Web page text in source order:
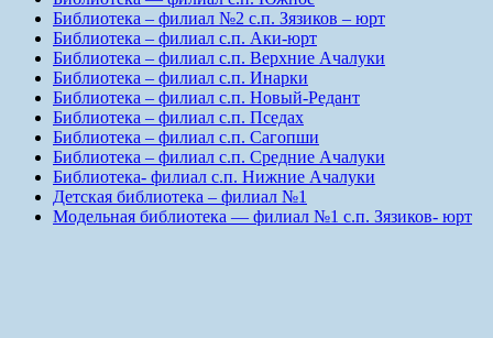
Библиотека – филиал №2 с.п. Зязиков – юрт
Библиотека – филиал с.п. Аки-юрт
Библиотека – филиал с.п. Верхние Ачалуки
Библиотека – филиал с.п. Инарки
Библиотека – филиал с.п. Новый-Редант
Библиотека – филиал с.п. Пседах
Библиотека – филиал с.п. Сагопши
Библиотека – филиал с.п. Средние Ачалуки
Библиотека- филиал с.п. Нижние Ачалуки
Детская библиотека – филиал №1
Модельная библиотека — филиал №1 с.п. Зязиков- юрт